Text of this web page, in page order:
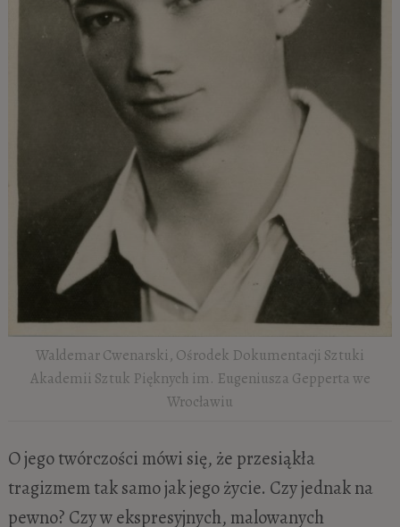
Waldemar Cwenarski, Ośrodek Dokumentacji Sztuki
Akademii Sztuk Pięknych im. Eugeniusza Gepperta we
Wrocławiu
O jego twórczości mówi się, że przesiąkła
tragizmem tak samo jak jego życie. Czy jednak na
pewno? Czy w ekspresyjnych, malowanych